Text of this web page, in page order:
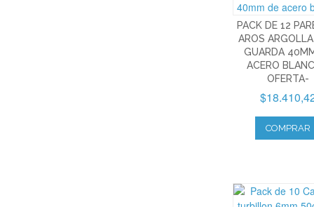
PACK DE 12
AROS
GUARDA
ACERO
OFERTA-
COMPRAR